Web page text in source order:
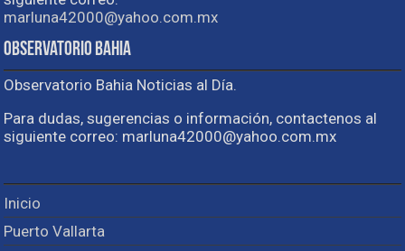
marluna42000@yahoo.com.mx
Observatorio Bahia
Observatorio Bahia Noticias al Día.
Para dudas, sugerencias o información, contactenos al
siguiente correo: marluna42000@yahoo.com.mx
Inicio
Puerto Vallarta